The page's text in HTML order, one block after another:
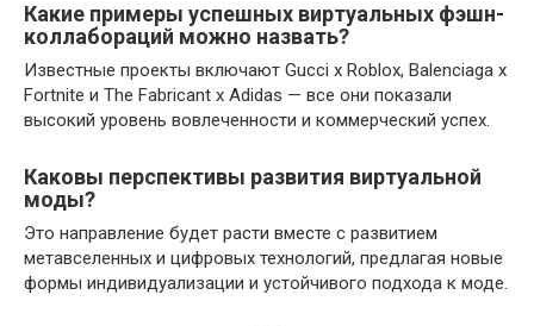
Какие примеры успешных виртуальных фэшн-
коллабораций можно назвать?
Известные проекты включают Gucci x Roblox, Balenciaga x
Fortnite и The Fabricant x Adidas — все они показали
высокий уровень вовлеченности и коммерческий успех.
Каковы перспективы развития виртуальной
моды?
Это направление будет расти вместе с развитием
метавселенных и цифровых технологий, предлагая новые
формы индивидуализации и устойчивого подхода к моде.